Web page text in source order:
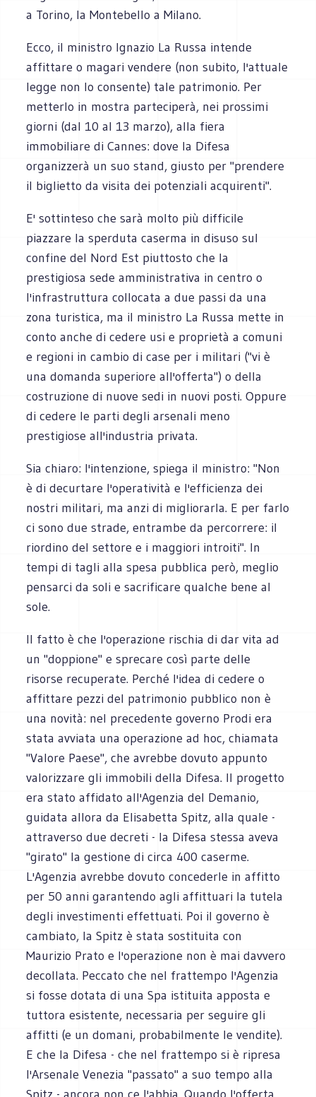
a Torino, la Montebello a Milano.
Ecco, il ministro Ignazio La Russa intende
affittare o magari vendere (non subito, l'attuale
legge non lo consente) tale patrimonio. Per
metterlo in mostra parteciperà, nei prossimi
giorni (dal 10 al 13 marzo), alla fiera
immobiliare di Cannes: dove la Difesa
organizzerà un suo stand, giusto per "prendere
il biglietto da visita dei potenziali acquirenti".
E' sottinteso che sarà molto più difficile
piazzare la sperduta caserma in disuso sul
confine del Nord Est piuttosto che la
prestigiosa sede amministrativa in centro o
l'infrastruttura collocata a due passi da una
zona turistica, ma il ministro La Russa mette in
conto anche di cedere usi e proprietà a comuni
e regioni in cambio di case per i militari ("vi è
una domanda superiore all'offerta") o della
costruzione di nuove sedi in nuovi posti. Oppure
di cedere le parti degli arsenali meno
prestigiose all'industria privata.
Sia chiaro: l'intenzione, spiega il ministro: "Non
è di decurtare l'operatività e l'efficienza dei
nostri militari, ma anzi di migliorarla. E per farlo
ci sono due strade, entrambe da percorrere: il
riordino del settore e i maggiori introiti". In
tempi di tagli alla spesa pubblica però, meglio
pensarci da soli e sacrificare qualche bene al
sole.
Il fatto è che l'operazione rischia di dar vita ad
un "doppione" e sprecare così parte delle
risorse recuperate. Perché l'idea di cedere o
affittare pezzi del patrimonio pubblico non è
una novità: nel precedente governo Prodi era
stata avviata una operazione ad hoc, chiamata
"Valore Paese", che avrebbe dovuto appunto
valorizzare gli immobili della Difesa. Il progetto
era stato affidato all'Agenzia del Demanio,
guidata allora da Elisabetta Spitz, alla quale -
attraverso due decreti - la Difesa stessa aveva
"girato" la gestione di circa 400 caserme.
L'Agenzia avrebbe dovuto concederle in affitto
per 50 anni garantendo agli affittuari la tutela
degli investimenti effettuati. Poi il governo è
cambiato, la Spitz è stata sostituita con
Maurizio Prato e l'operazione non è mai davvero
decollata. Peccato che nel frattempo l'Agenzia
si fosse dotata di una Spa istituita apposta e
tuttora esistente, necessaria per seguire gli
affitti (e un domani, probabilmente le vendite).
E che la Difesa - che nel frattempo si è ripresa
l'Arsenale Venezia "passato" a suo tempo alla